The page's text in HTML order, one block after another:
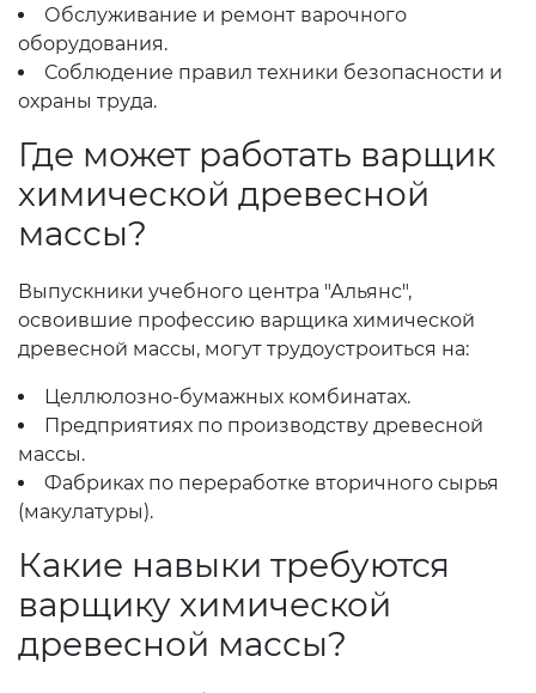
Обслуживание и ремонт варочного
оборудования.
Соблюдение правил техники безопасности и
охраны труда.
Где может работать варщик
химической древесной
массы?
Выпускники учебного центра "Альянс",
освоившие профессию варщика химической
древесной массы, могут трудоустроиться на:
Целлюлозно-бумажных комбинатах.
Предприятиях по производству древесной
массы.
Фабриках по переработке вторичного сырья
(макулатуры).
Какие навыки требуются
варщику химической
древесной массы?